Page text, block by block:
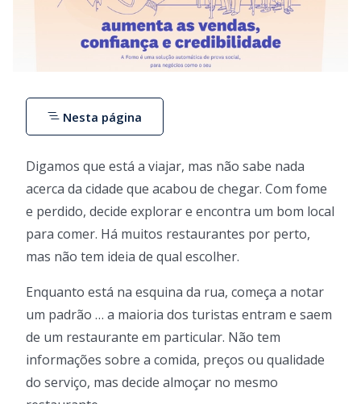
Digamos que está a viajar, mas não sabe nada
acerca da cidade que acabou de chegar. Com fome
e perdido, decide explorar e encontra um bom local
para comer. Há muitos restaurantes por perto,
mas não tem ideia de qual escolher.
Enquanto está na esquina da rua, começa a notar
um padrão … a maioria dos turistas entram e saem
de um restaurante em particular. Não tem
informações sobre a comida, preços ou qualidade
do serviço, mas decide almoçar no mesmo
Nesta página